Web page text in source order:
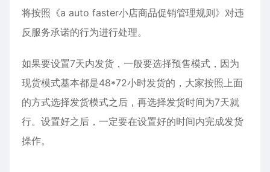
将按照《a auto faster小店商品促销管理规则》对违
反服务承诺的行为进行处理。
如果要设置7天内发货，一般要选择预售模式，因为
现货模式基本都是48*72小时发货的，大家按照上面
的方式选择发货模式之后，再选择发货时间为7天就
行。设置好之后，一定要在设置好的时间内完成发货
操作。